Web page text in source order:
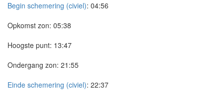
Begin schemering (civiel): 04:56
Opkomst zon: 05:38
Hoogste punt: 13:47
Ondergang zon: 21:55
Einde schemering (civiel): 22:37